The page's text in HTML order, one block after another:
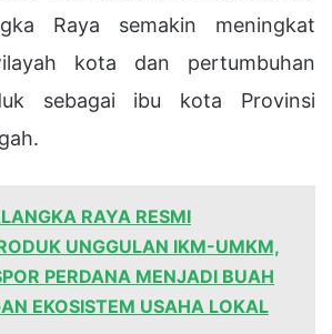
Raya semakin meningkat
kota dan pertumbuhan
sebagai ibu kota Provinsi
RAYA RESMI
UNGGULAN IKM-UMKM,
PERDANA MENJADI BUAH
EKOSISTEM USAHA LOKAL